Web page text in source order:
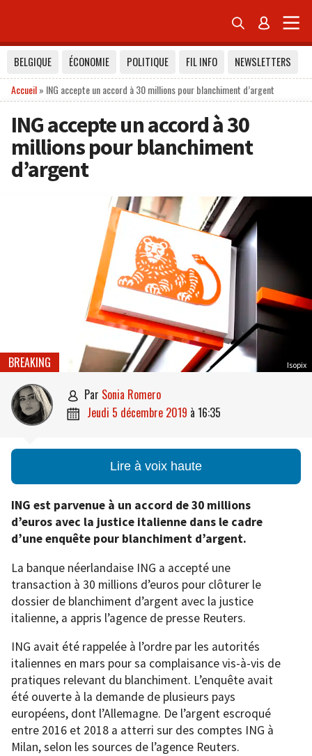
 
BELGIQUE ÉCONOMIE POLITIQUE FIL INFO
NEWSLETTERS
Accueil» ING accepte un accord à 30 millions pour blanchiment d’argent
ING accepte un accord à 30
millions pour blanchiment
d’argent
Isopix
BREAKING
 par Sonia Romero
 jeudi 5 décembre 2019 à 16:35
Lire à voix haute
ING est parvenue à un accord de 30 millions
d’euros avec la justice italienne dans le cadre
d’une enquête pour blanchiment d’argent.
La banque néerlandaise ING a accepté une
transaction à 30 millions d’euros pour clôturer le
dossier de blanchiment d’argent avec la justice
italienne, a appris l’agence de presse Reuters.
ING avait été rappelée à l’ordre par les autorités
italiennes en mars pour sa complaisance vis-à-vis de
pratiques relevant du blanchiment. L’enquête avait
été ouverte à la demande de plusieurs pays
européens, dont l’Allemagne. De l’argent escroqué
entre 2016 et 2018 a atterri sur des comptes ING à
Milan, selon les sources de l’agence Reuters.